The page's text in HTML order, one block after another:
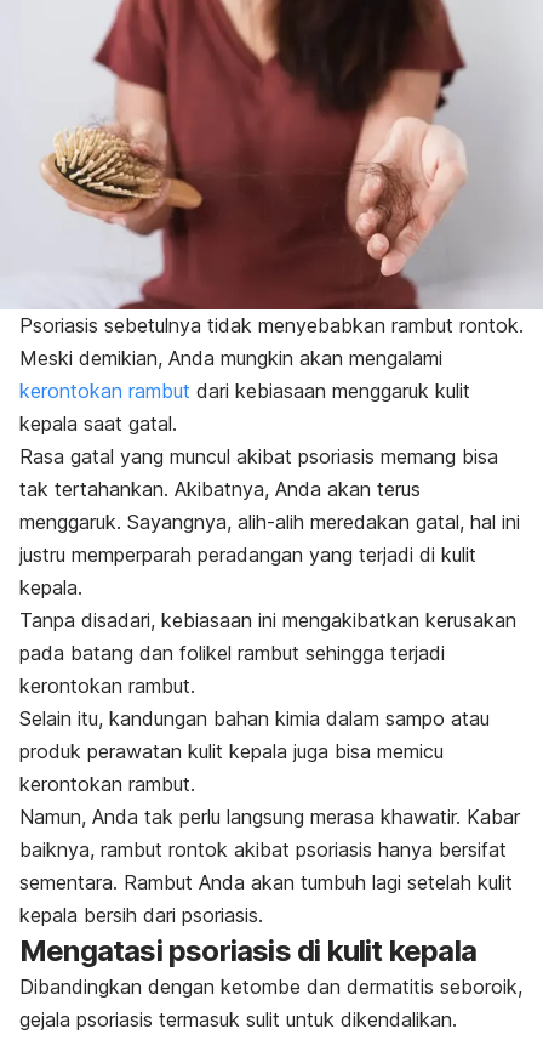
Psoriasis sebetulnya tidak menyebabkan rambut rontok.
Meski demikian, Anda mungkin akan mengalami
kerontokan rambut dari kebiasaan menggaruk kulit
kepala saat gatal.
Rasa gatal yang muncul akibat psoriasis memang bisa
tak tertahankan. Akibatnya, Anda akan terus
menggaruk. Sayangnya, alih-alih meredakan gatal, hal ini
justru memperparah peradangan yang terjadi di kulit
kepala.
Tanpa disadari, kebiasaan ini mengakibatkan kerusakan
pada batang dan folikel rambut sehingga terjadi
kerontokan rambut.
Selain itu, kandungan bahan kimia dalam sampo atau
produk perawatan kulit kepala juga bisa memicu
kerontokan rambut.
Namun, Anda tak perlu langsung merasa khawatir. Kabar
baiknya, rambut rontok akibat psoriasis hanya bersifat
sementara. Rambut Anda akan tumbuh lagi setelah kulit
kepala bersih dari psoriasis.
Mengatasi psoriasis di kulit kepala
Dibandingkan dengan ketombe dan dermatitis seboroik,
gejala psoriasis termasuk sulit untuk dikendalikan.